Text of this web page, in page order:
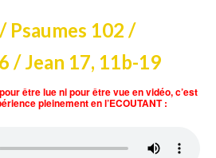
– Une Question
Psaumes 102 /
/ Jean 17, 11b-19
être lue ni pour être vue en vidéo, c’est
pleinement en l’ECOUTANT :